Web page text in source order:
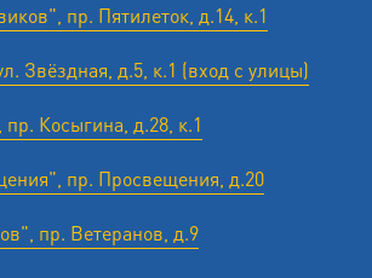
пр. Пятилеток, д.14, к.1
Звёздная, д.5, к.1 (вход с улицы)
Косыгина, д.28, к.1
пр. Просвещения, д.20
пр. Ветеранов, д.9